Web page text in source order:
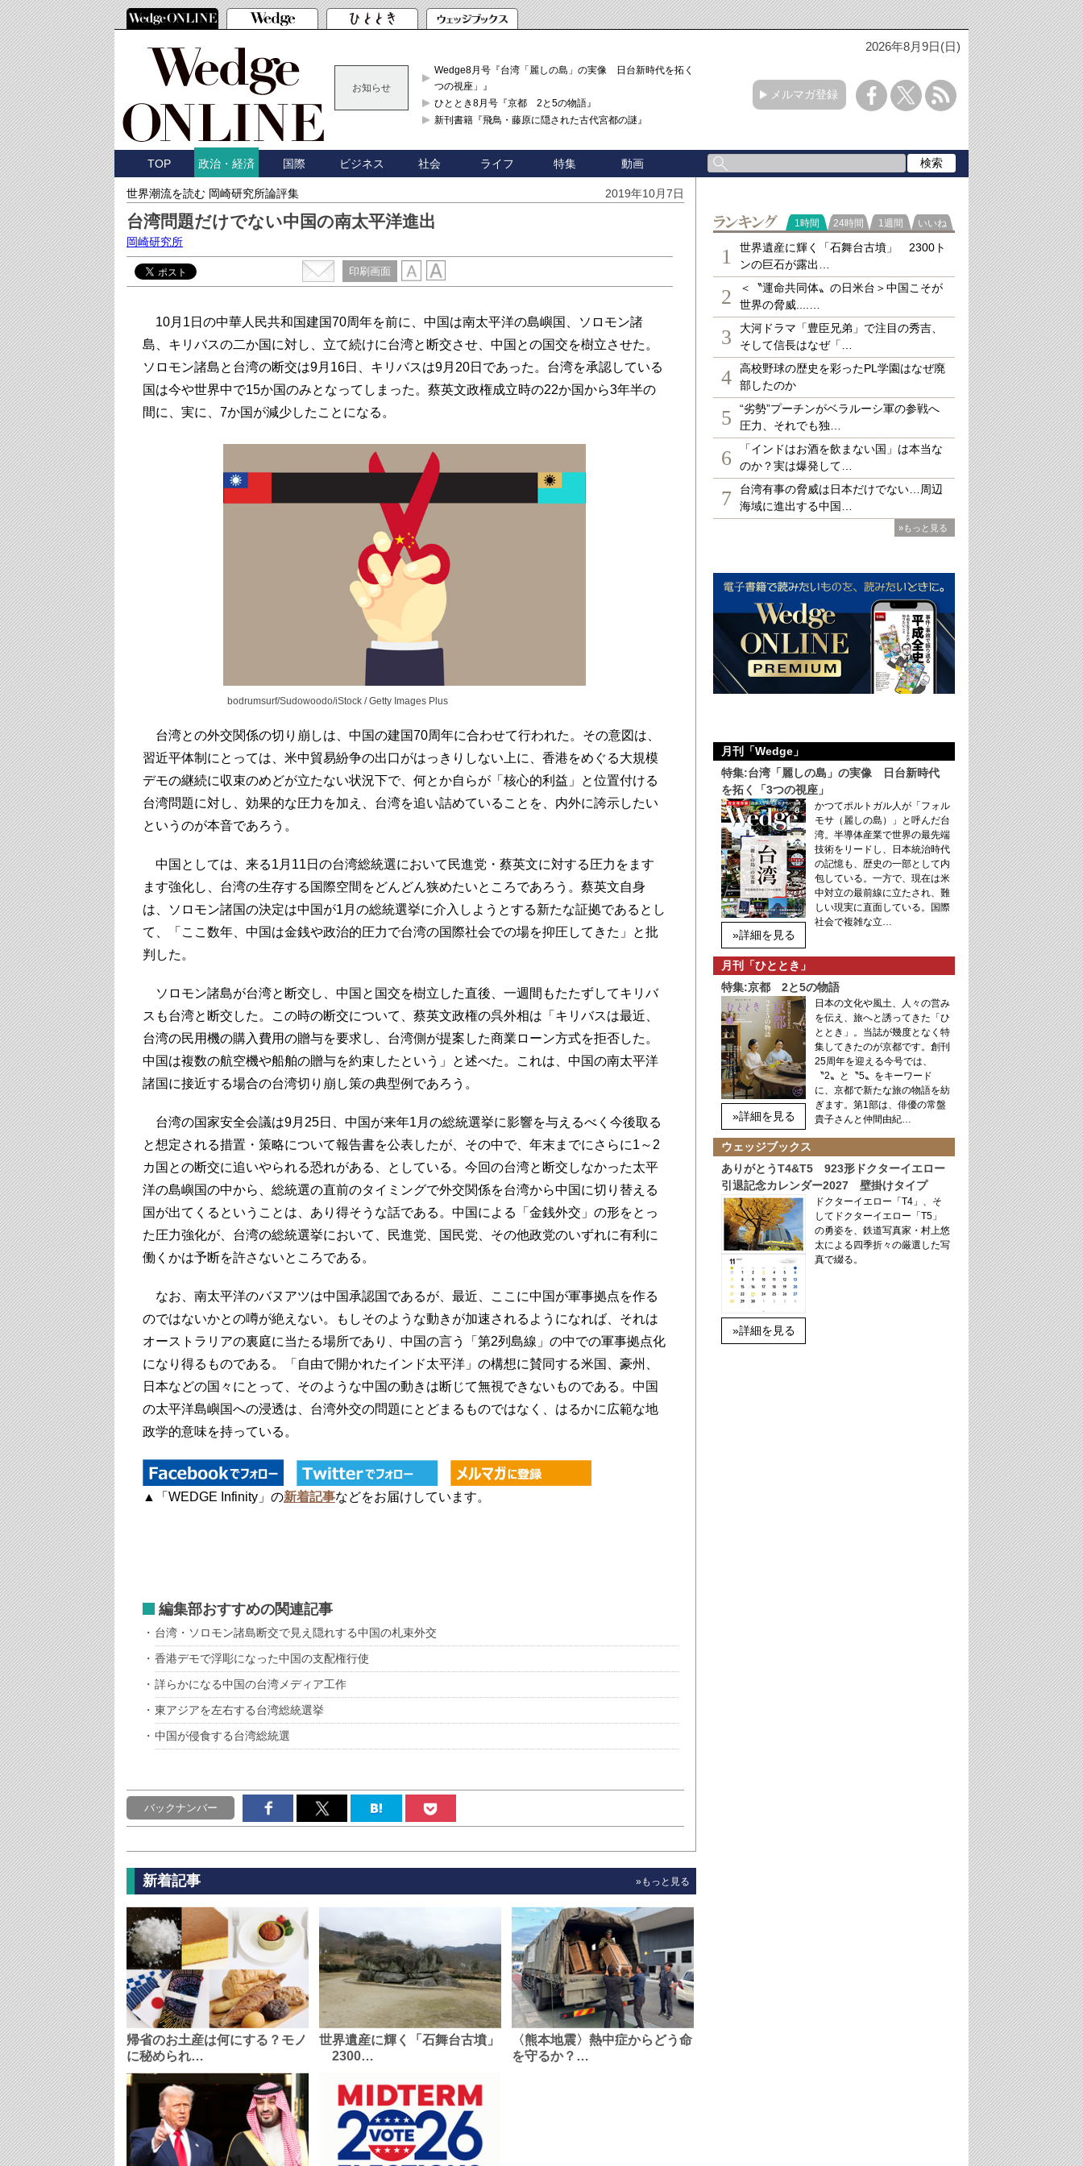
2026年8月9日(日)
お知らせ
Wedge8月号『台湾「麗しの島」の実像 日台新時代を拓く「3
つの視座」』
ひととき8月号『京都 2と5の物語』
新刊書籍『飛鳥・藤原に隠された古代宮都の謎』
メルマガ登録
TOP 政治・経済 国際 ビジネス 社会 ライフ 特集 動画
世界潮流を読む 岡崎研究所論評集 2019年10月7日
台湾問題だけでない中国の南太平洋進出
岡崎研究所
印刷画面
10月1日の中華人民共和国建国70周年を前に、中国は南太平洋の島嶼国、ソロモン諸
島、キリバスの二か国に対し、立て続けに台湾と断交させ、中国との国交を樹立させた。
ソロモン諸島と台湾の断交は9月16日、キリバスは9月20日であった。台湾を承認している
国は今や世界中で15か国のみとなってしまった。蔡英文政権成立時の22か国から3年半の
間に、実に、7か国が減少したことになる。
bodrumsurf/Sudowoodo/iStock / Getty Images Plus
台湾との外交関係の切り崩しは、中国の建国70周年に合わせて行われた。その意図は、
習近平体制にとっては、米中貿易紛争の出口がはっきりしない上に、香港をめぐる大規模
デモの継続に収束のめどが立たない状況下で、何とか自らが「核心的利益」と位置付ける
台湾問題に対し、効果的な圧力を加え、台湾を追い詰めていることを、内外に誇示したい
というのが本音であろう。
中国としては、来る1月11日の台湾総統選において民進党・蔡英文に対する圧力をます
ます強化し、台湾の生存する国際空間をどんどん狭めたいところであろう。蔡英文自身
は、ソロモン諸国の決定は中国が1月の総統選挙に介入しようとする新たな証拠であるとし
て、「ここ数年、中国は金銭や政治的圧力で台湾の国際社会での場を抑圧してきた」と批
判した。
ソロモン諸島が台湾と断交し、中国と国交を樹立した直後、一週間もたたずしてキリバ
スも台湾と断交した。この時の断交について、蔡英文政権の呉外相は「キリバスは最近、
台湾の民用機の購入費用の贈与を要求し、台湾側が提案した商業ローン方式を拒否した。
中国は複数の航空機や船舶の贈与を約束したという」と述べた。これは、中国の南太平洋
諸国に接近する場合の台湾切り崩し策の典型例であろう。
台湾の国家安全会議は9月25日、中国が来年1月の総統選挙に影響を与えるべく今後取る
と想定される措置・策略について報告書を公表したが、その中で、年末までにさらに1～2
カ国との断交に追いやられる恐れがある、としている。今回の台湾と断交しなかった太平
洋の島嶼国の中から、総統選の直前のタイミングで外交関係を台湾から中国に切り替える
国が出てくるということは、あり得そうな話である。中国による「金銭外交」の形をとっ
た圧力強化が、台湾の総統選挙において、民進党、国民党、その他政党のいずれに有利に
働くかは予断を許さないところである。
なお、南太平洋のバヌアツは中国承認国であるが、最近、ここに中国が軍事拠点を作る
のではないかとの噂が絶えない。もしそのような動きが加速されるようになれば、それは
オーストラリアの裏庭に当たる場所であり、中国の言う「第2列島線」の中での軍事拠点化
になり得るものである。「自由で開かれたインド太平洋」の構想に賛同する米国、豪州、
日本などの国々にとって、そのような中国の動きは断じて無視できないものである。中国
の太平洋島嶼国への浸透は、台湾外交の問題にとどまるものではなく、はるかに広範な地
政学的意味を持っている。
▲「WEDGE Infinity」の新着記事などをお届けしています。
編集部おすすめの関連記事
台湾・ソロモン諸島断交で見え隠れする中国の札束外交
香港デモで浮彫になった中国の支配権行使
詳らかになる中国の台湾メディア工作
東アジアを左右する台湾総統選挙
中国が侵食する台湾総統選
バックナンバー
新着記事 »もっと見る
帰省のお土産は何にする？モノ
に秘められ…
世界遺産に輝く「石舞台古墳」
2300…
〈熊本地震〉熱中症からどう命
を守るか？…
ランキング
1時間 24時間 1週間 いいね
1
世界遺産に輝く「石舞台古墳」 2300ト
ンの巨石が露出…
2
＜〝運命共同体〟の日米台＞中国こそが
世界の脅威....…
3
大河ドラマ「豊臣兄弟」で注目の秀吉、
そして信長はなぜ「…
4
高校野球の歴史を彩ったPL学園はなぜ廃
部したのか
5
“劣勢”プーチンがベラルーシ軍の参戦へ
圧力、それでも独…
6
「インドはお酒を飲まない国」は本当な
のか？実は爆発して…
7
台湾有事の脅威は日本だけでない…周辺
海域に進出する中国…
»もっと見る
月刊「Wedge」
特集:台湾「麗しの島」の実像 日台新時代
を拓く「3つの視座」
»詳細を見る
かつてポルトガル人が「フォル
モサ（麗しの島）」と呼んだ台
湾。半導体産業で世界の最先端
技術をリードし、日本統治時代
の記憶も、歴史の一部として内
包している。一方で、現在は米
中対立の最前線に立たされ、難
しい現実に直面している。国際
社会で複雑な立…
月刊「ひととき」
特集:京都 2と5の物語
»詳細を見る
日本の文化や風土、人々の営み
を伝え、旅へと誘ってきた「ひ
ととき」。当誌が幾度となく特
集してきたのが京都です。創刊
25周年を迎える今号では、
〝2〟と〝5〟をキーワード
に、京都で新たな旅の物語を紡
ぎます。第1部は、俳優の常盤
貴子さんと仲間由紀…
ウェッジブックス
ありがとうT4&T5 923形ドクターイエロー
引退記念カレンダー2027 壁掛けタイプ
»詳細を見る
ドクターイエロー「T4」、そ
してドクターイエロー「T5」
の勇姿を、鉄道写真家・村上悠
太による四季折々の厳選した写
真で綴る。